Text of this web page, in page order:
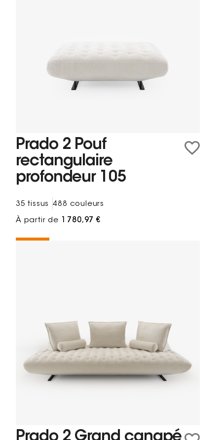
Prado 2 Pouf
rectangulaire
profondeur 105
35 tissus 488 couleurs
À partir de 1 780,97 €